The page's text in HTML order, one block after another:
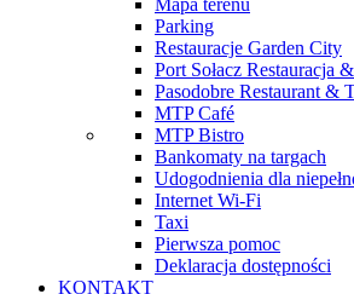
Parking
Restauracje Garden City
Port Sołacz Restauracja
Pasodobre Restaurant &
MTP Café
MTP Bistro
Bankomaty na targach
Udogodnienia dla
Internet Wi-Fi
Taxi
Pierwsza pomoc
Deklaracja dostępności
KONTAKT